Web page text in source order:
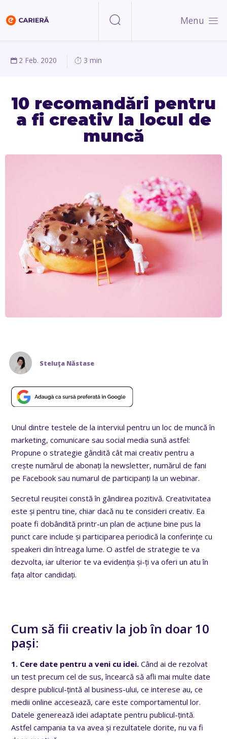
Menu
2 Feb. 2020 3 min
10 recomandări pentru
a fi creativ la locul de
muncă
Steluţa Năstase
Unul dintre testele de la interviul pentru un loc de muncă în
marketing, comunicare sau social media sună astfel:
Propune o strategie gândită cât mai creativ pentru a
crește numărul de abonați la newsletter, numărul de fani
pe Facebook sau numarul de participanți la un webinar.
Secretul reușitei constă în gândirea pozitivă. Creativitatea
este și pentru tine, chiar dacă nu te consideri creativ. Ea
poate fi dobândită printr-un plan de acțiune bine pus la
punct care include și participarea periodică la conferințe cu
speakeri din întreaga lume. O astfel de strategie te va
dezvolta, iar ulterior te va evidenția și-ți va oferi un atu în
fața altor candidați.
Cum să fii creativ la job în doar 10
pași:
1. Cere date pentru a veni cu idei. Când ai de rezolvat
un test precum cel de sus, încearcă să afli mai multe date
despre publicul-țintă al business-ului, ce interese au, ce
medii online accesează, care este comportamentul lor.
Datele generează idei adaptate pentru publicul-țintă.
Astfel campania ta va avea și rezultatele dorite, nu va fi